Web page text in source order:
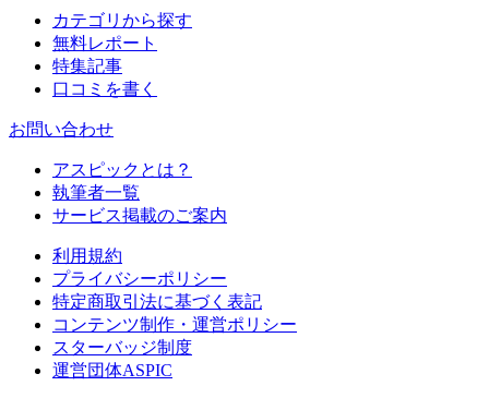
カテゴリから探す
無料レポート
特集記事
口コミを書く
お問い合わせ
アスピックとは？
執筆者一覧
サービス掲載のご案内
利用規約
プライバシーポリシー
特定商取引法に基づく表記
コンテンツ制作・運営ポリシー
スターバッジ制度
運営団体ASPIC